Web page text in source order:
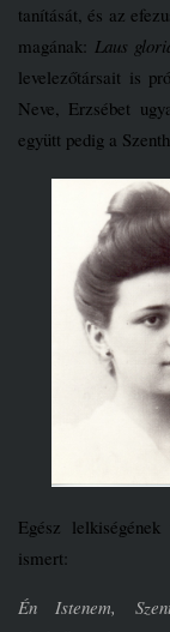
tanítását, és az
magának: Laus
levelezőtársait is
Neve, Erzsébet
együtt pedig a
Egész
ismert:
Én Istenem,